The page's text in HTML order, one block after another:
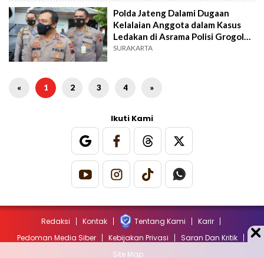
Polda Jateng Dalami Dugaan
Kelalaian Anggota dalam Kasus
Ledakan di Asrama Polisi Grogol
Sukoharjo
SURAKARTA
« 1 2 3 4 »
Ikuti Kami
Redaksi Kontak Tentang Kami
Karir
Pedoman Media Siber
Kebijakan Privasi
Saran Dan Kritik
Site Map